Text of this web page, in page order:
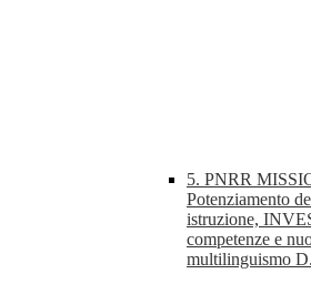
5. PNRR
Potenziamento
istruzione,
competenze e
multilinguismo